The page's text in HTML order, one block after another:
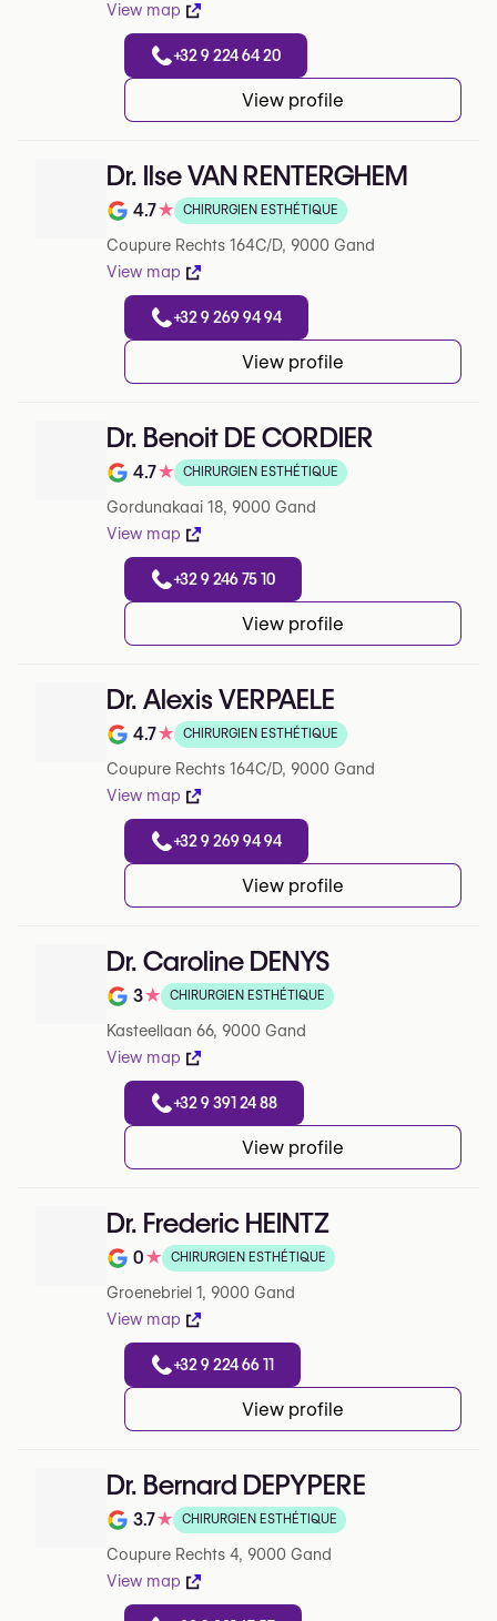
View map
+32 9 224 64 20
View profile
Dr. Ilse VAN RENTERGHEM
Note de 4.7 sur 5 sur Google
4.7★ CHIRURGIEN ESTHÉTIQUE
Coupure Rechts 164C/D, 9000 Gand
View map
+32 9 269 94 94
View profile
Dr. Benoit DE CORDIER
Note de 4.7 sur 5 sur Google
4.7★ CHIRURGIEN ESTHÉTIQUE
Gordunakaai 18, 9000 Gand
View map
+32 9 246 75 10
View profile
Dr. Alexis VERPAELE
Note de 4.7 sur 5 sur Google
4.7★ CHIRURGIEN ESTHÉTIQUE
Coupure Rechts 164C/D, 9000 Gand
View map
+32 9 269 94 94
View profile
Dr. Caroline DENYS
Note de 3 sur 5 sur Google
3★ CHIRURGIEN ESTHÉTIQUE
Kasteellaan 66, 9000 Gand
View map
+32 9 391 24 88
View profile
Dr. Frederic HEINTZ
Note de 0 sur 5 sur Google
0★ CHIRURGIEN ESTHÉTIQUE
Groenebriel 1, 9000 Gand
View map
+32 9 224 66 11
View profile
Dr. Bernard DEPYPERE
Note de 3.7 sur 5 sur Google
3.7★ CHIRURGIEN ESTHÉTIQUE
Coupure Rechts 4, 9000 Gand
View map